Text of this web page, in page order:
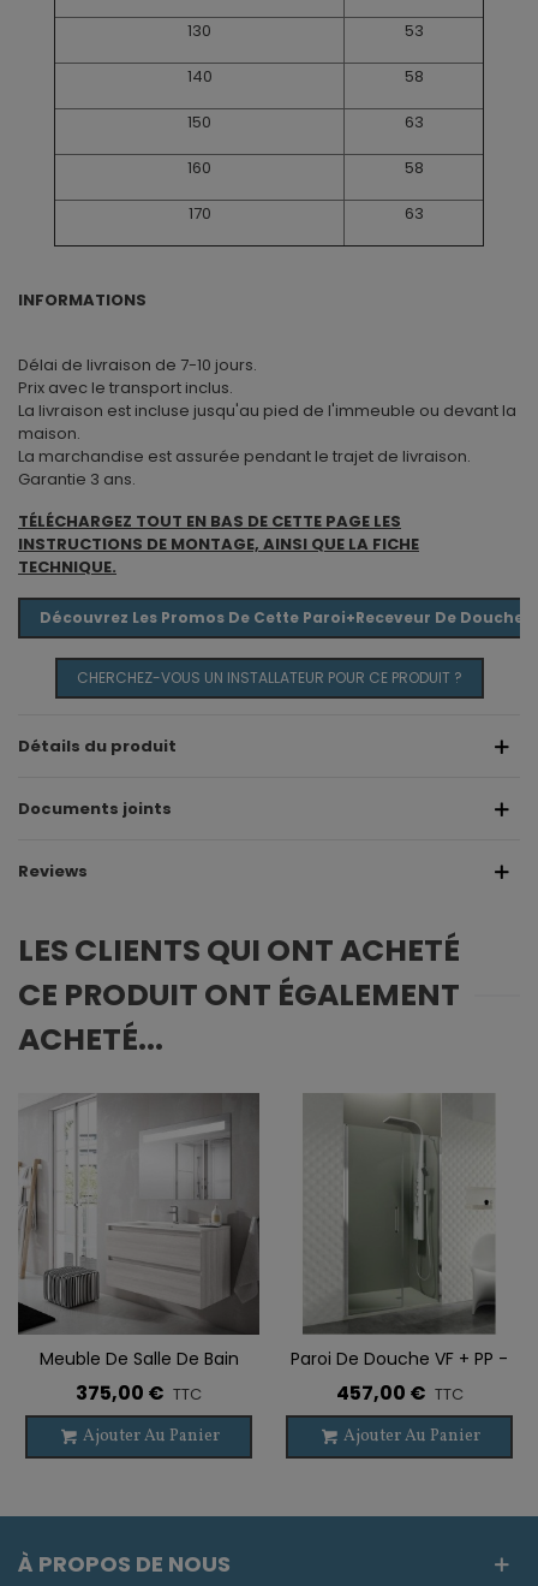
130
53
140
58
150
63
160
58
170
63
INFORMATIONS
Délai de livraison de 7-10 jours.
Prix avec le transport inclus.
La livraison est incluse jusqu'au pied de l'immeuble ou devant la
maison.
La marchandise est assurée pendant le trajet de livraison.
Garantie 3 ans.
TÉLÉCHARGEZ TOUT EN BAS DE CETTE PAGE LES
INSTRUCTIONS DE MONTAGE, AINSI QUE LA FICHE
TECHNIQUE.
Découvrez Les Promos De Cette Paroi+receveur De Douche
CHERCHEZ-VOUS UN INSTALLATEUR POUR CE PRODUIT ?
Détails du produit
Documents joints
Reviews
LES CLIENTS QUI ONT ACHETÉ
CE PRODUIT ONT ÉGALEMENT
ACHETÉ...
Meuble De Salle De Bain
Suspendu BOX 2 Tiroirs
375,00 € TTC
Ajouter Au Panier
Paroi De Douche VF + PP -
Fermeture Fixe OPEN
457,00 € TTC
Ajouter Au Panier
À PROPOS DE NOUS